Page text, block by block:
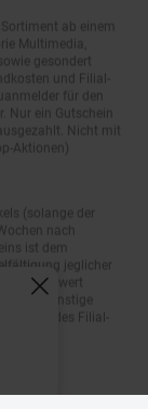
Fenster
Multimedia,
gesondert
und Filial-
für den
Nur ein Gutschein
Nicht mit
Aktionen)
nach
ist dem
jeglicher
oder sonstige
des Filial-